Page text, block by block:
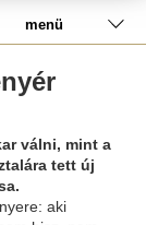
menü
válni, mint a
tett új
aki